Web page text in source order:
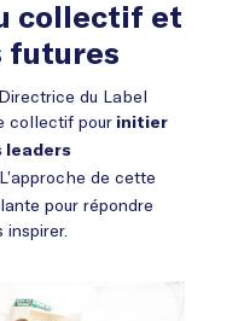
collectif et
futures
du Label
collectif pour initier
leaders
. L’approche de cette
pour répondre
inspirer.